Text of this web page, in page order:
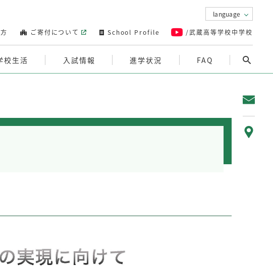
校生活 入試情報 進学状況 FAQ
ご寄付について School Profile /武蔵高等学校中学校
language